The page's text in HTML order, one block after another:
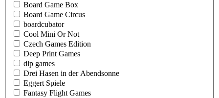
Board Game Box
Board Game Circus
boardcubator
Cool Mini Or Not
Czech Games Edition
Deep Print Games
dlp games
Drei Hasen in der Abendsonne
Eggert Spiele
Fantasy Flight Games